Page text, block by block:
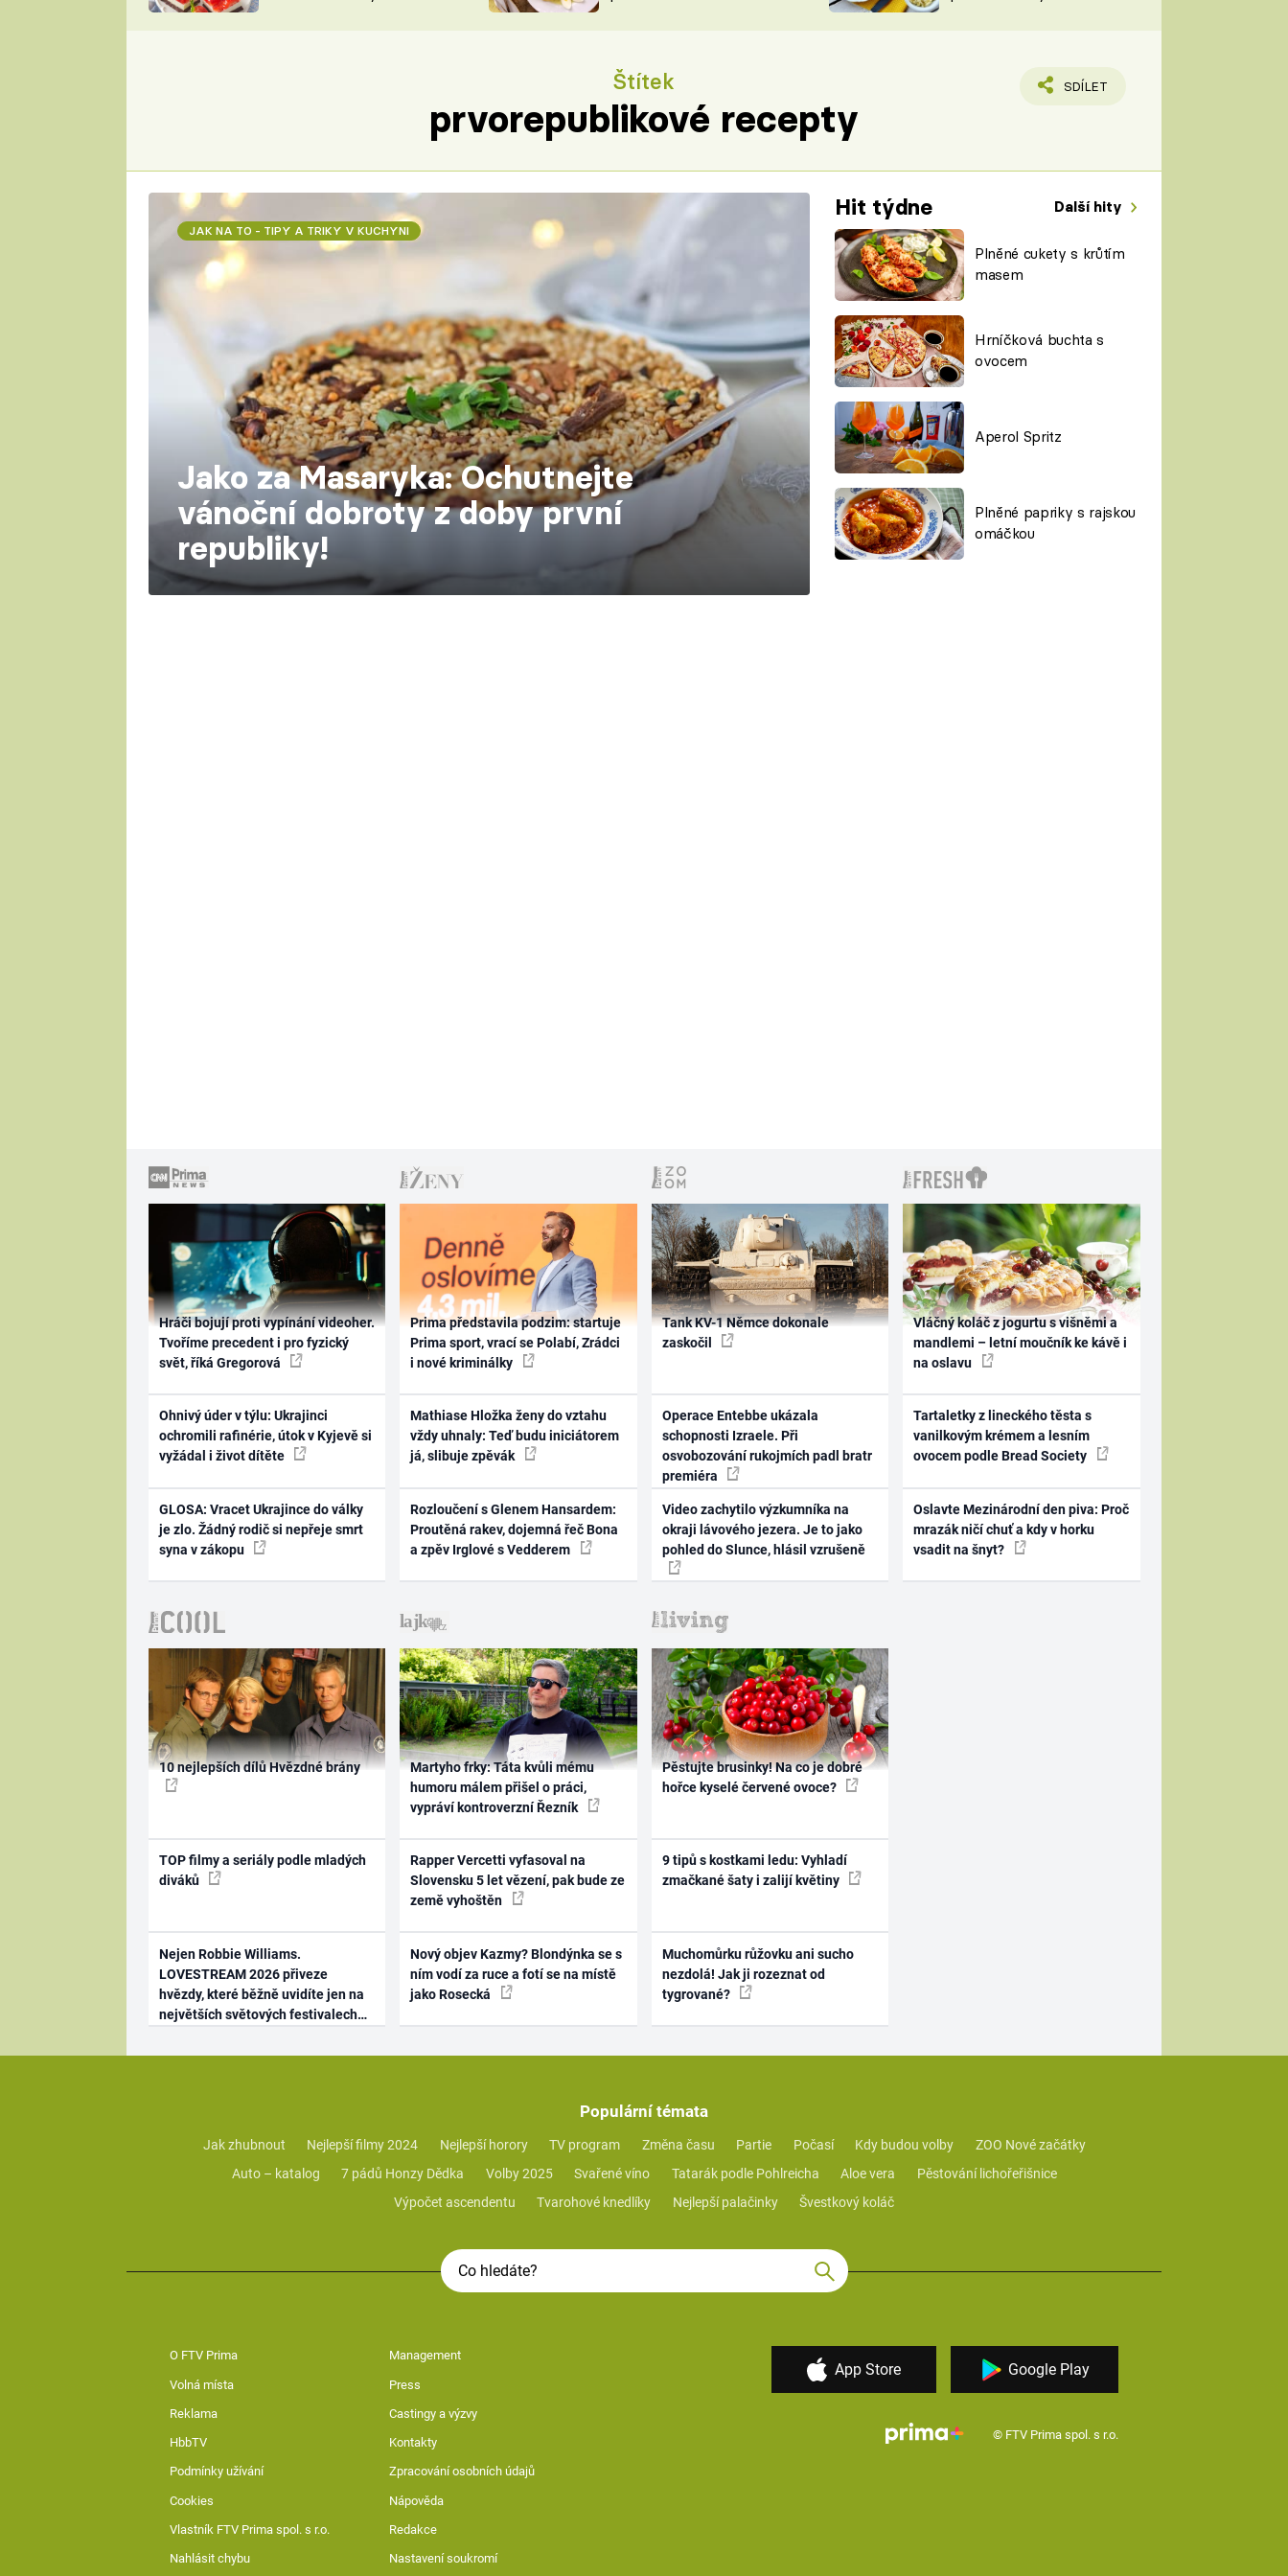
NA NÁKUPECH
ŠÉFREDAKTORKY
Štítek
prvorepublikové recepty
SDÍLET
Hit týdne Další hity
Plněné cukety s krůtím
masem
Hrníčková buchta s
ovocem
Aperol Spritz
Plněné papriky s rajskou
omáčkou
JAK NA TO - TIPY A TRIKY V KUCHYNI
Jako za Masaryka: Ochutnejte
vánoční dobroty z doby první
republiky!
Hráči bojují proti vypínání videoher.
Tvoříme precedent i pro fyzický
svět, říká Gregorová
Ohnivý úder v týlu: Ukrajinci
ochromili rafinérie, útok v Kyjevě si
vyžádal i život dítěte
GLOSA: Vracet Ukrajince do války
je zlo. Žádný rodič si nepřeje smrt
syna v zákopu
Prima představila podzim: startuje
Prima sport, vrací se Polabí, Zrádci
i nové kriminálky
Mathiase Hložka ženy do vztahu
vždy uhnaly: Teď budu iniciátorem
já, slibuje zpěvák
Rozloučení s Glenem Hansardem:
Proutěná rakev, dojemná řeč Bona
a zpěv Irglové s Vedderem
Tank KV-1 Němce dokonale
zaskočil
Operace Entebbe ukázala
schopnosti Izraele. Při
osvobozování rukojmích padl bratr
premiéra
Video zachytilo výzkumníka na
okraji lávového jezera. Je to jako
pohled do Slunce, hlásil vzrušeně
Vláčný koláč z jogurtu s višněmi a
mandlemi – letní moučník ke kávě i
na oslavu
Tartaletky z lineckého těsta s
vanilkovým krémem a lesním
ovocem podle Bread Society
Oslavte Mezinárodní den piva: Proč
mrazák ničí chuť a kdy v horku
vsadit na šnyt?
10 nejlepších dílů Hvězdné brány
TOP filmy a seriály podle mladých
diváků
Nejen Robbie Williams.
LOVESTREAM 2026 přiveze
hvězdy, které běžně uvidíte jen na
největších světových festivalech
Martyho frky: Táta kvůli mému
humoru málem přišel o práci,
vypráví kontroverzní Řezník
Rapper Vercetti vyfasoval na
Slovensku 5 let vězení, pak bude ze
země vyhoštěn
Nový objev Kazmy? Blondýnka se s
ním vodí za ruce a fotí se na místě
jako Rosecká
Pěstujte brusinky! Na co je dobré
hořce kyselé červené ovoce?
9 tipů s kostkami ledu: Vyhladí
zmačkané šaty i zalijí květiny
Muchomůrku růžovku ani sucho
nezdolá! Jak ji rozeznat od
tygrované?
Populární témata
Jak zhubnout Nejlepší filmy 2024 Nejlepší horory TV program Změna času Partie Počasí Kdy budou volby
ZOO Nové začátky
Auto – katalog
7 pádů Honzy Dědka Volby 2025 Svařené víno Tatarák podle Pohlreicha Aloe vera
Pěstování lichořeřišnice
Výpočet ascendentu
Tvarohové knedlíky Nejlepší palačinky Švestkový koláč
O FTV Prima Management
Volná místa Press
Reklama Castingy a výzvy
HbbTV Kontakty
Podmínky užívání Zpracování osobních údajů
Cookies Nápověda
Vlastník FTV Prima spol. s r.o. Redakce
Nahlásit chybu Nastavení soukromí
App Store Google Play
© FTV Prima spol. s r.o.